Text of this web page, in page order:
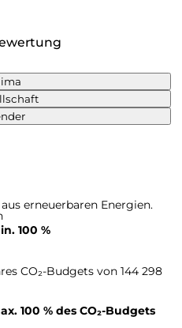
erneuerbaren Energien.
100 %
CO₂-Budgets von 144 298
100 % des CO₂-Budgets